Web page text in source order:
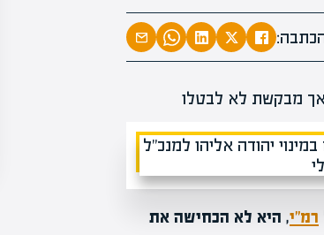
רמ"י, היא לא הכחישה את
מחכים לכם באתר